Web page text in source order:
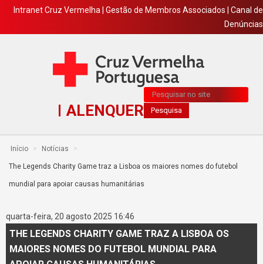
Intranet Cruz Vermelha Gestão de Membros Associados
Canal de
Denúncias
ALENQUER
Pesquisa...
Pesquisa
Início > Notícias >
The Legends Charity Game traz a Lisboa os maiores nomes do futebol
mundial para apoiar causas humanitárias
quarta-feira, 20 agosto 2025 16:46
THE LEGENDS CHARITY GAME TRAZ A LISBOA OS
MAIORES NOMES DO FUTEBOL MUNDIAL PARA